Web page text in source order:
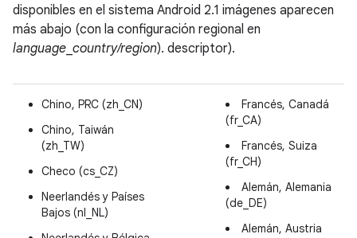
disponibles en el sistema Android 2.1 imágenes aparecen
más abajo (con la configuración regional en
language country/region). descriptor).
Chino, PRC (zh_CN)
Chino, Taiwán
(zh_TW)
Checo (cs_CZ)
Neerlandés y Países
Bajos (nl_NL)
Francés, Canadá
(fr_CA)
Francés, Suiza
(fr_CH)
Alemán, Alemania
(de_DE)
Alemán, Austria